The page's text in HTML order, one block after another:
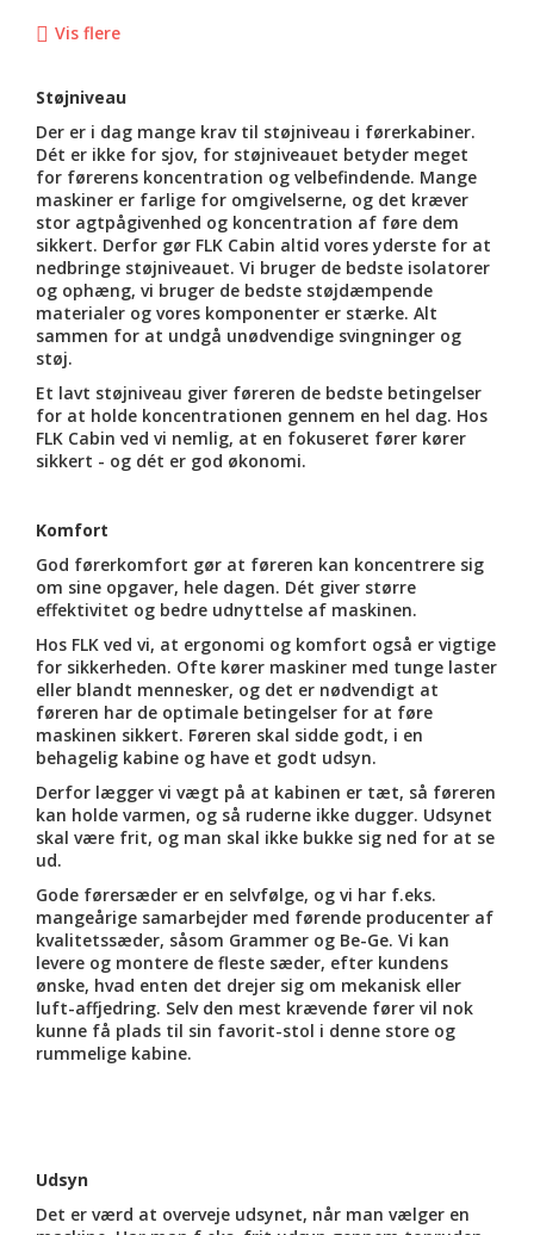
Vis flere
Støjniveau
Der er i dag mange krav til støjniveau i førerkabiner.
Dét er ikke for sjov, for støjniveauet betyder meget
for førerens koncentration og velbefindende. Mange
maskiner er farlige for omgivelserne, og det kræver
stor agtpågivenhed og koncentration af føre dem
sikkert. Derfor gør FLK Cabin altid vores yderste for at
nedbringe støjniveauet. Vi bruger de bedste isolatorer
og ophæng, vi bruger de bedste støjdæmpende
materialer og vores komponenter er stærke. Alt
sammen for at undgå unødvendige svingninger og
støj.
Et lavt støjniveau giver føreren de bedste betingelser
for at holde koncentrationen gennem en hel dag. Hos
FLK Cabin ved vi nemlig, at en fokuseret fører kører
sikkert - og dét er god økonomi.
Komfort
God førerkomfort gør at føreren kan koncentrere sig
om sine opgaver, hele dagen. Dét giver større
effektivitet og bedre udnyttelse af maskinen.
Hos FLK ved vi, at ergonomi og komfort også er vigtige
for sikkerheden. Ofte kører maskiner med tunge laster
eller blandt mennesker, og det er nødvendigt at
føreren har de optimale betingelser for at føre
maskinen sikkert. Føreren skal sidde godt, i en
behagelig kabine og have et godt udsyn.
Derfor lægger vi vægt på at kabinen er tæt, så føreren
kan holde varmen, og så ruderne ikke dugger. Udsynet
skal være frit, og man skal ikke bukke sig ned for at se
ud.
Gode førersæder er en selvfølge, og vi har f.eks.
mangeårige samarbejder med førende producenter af
kvalitetssæder, såsom Grammer og Be-Ge. Vi kan
levere og montere de fleste sæder, efter kundens
ønske, hvad enten det drejer sig om mekanisk eller
luft-affjedring. Selv den mest krævende fører vil nok
kunne få plads til sin favorit-stol i denne store og
rummelige kabine.
Udsyn
Det er værd at overveje udsynet, når man vælger en